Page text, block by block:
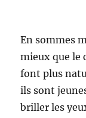
En sommes
mieux que le
font plus
ils sont
briller les